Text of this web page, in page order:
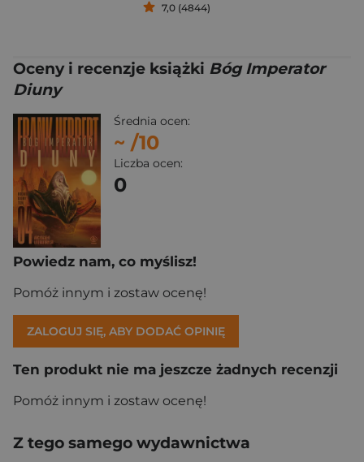
7,0 (4844)
Oceny i recenzje książki Bóg Imperator
Diuny
Średnia ocen:
~ /10
Liczba ocen:
0
Powiedz nam, co myślisz!
Pomóż innym i zostaw ocenę!
ZALOGUJ SIĘ, ABY DODAĆ OPINIĘ
Ten produkt nie ma jeszcze żadnych recenzji
Pomóż innym i zostaw ocenę!
Z tego samego wydawnictwa